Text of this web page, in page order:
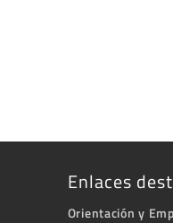
Enlaces
Orientación y